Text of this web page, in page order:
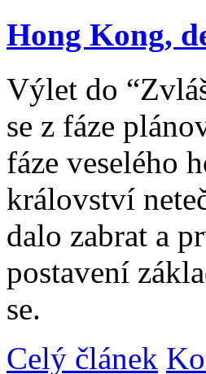
Hong Kong,
Výlet do
se z fáze
fáze veselého
království
dalo zabrat a
postavení
se.
Celý článek